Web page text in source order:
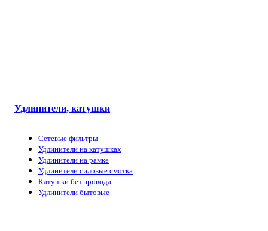
Удлинители, катушки
Сетевые фильтры
Удлинители на катушках
Удлинители на рамке
Удлинители силовые смотка
Катушки без провода
Удлинители бытовые